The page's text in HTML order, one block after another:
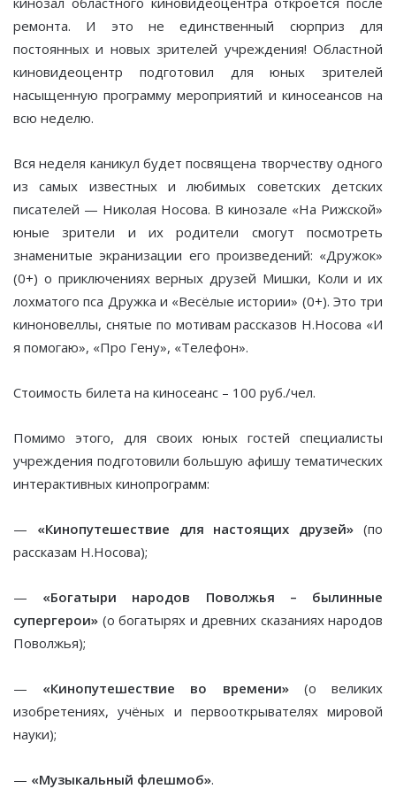
ремонта. И это не единственный сюрприз для
постоянных и новых зрителей учреждения! Областной
киновидеоцентр подготовил для юных зрителей
насыщенную программу мероприятий и киносеансов на
всю неделю.
Вся неделя каникул будет посвящена творчеству одного
из самых известных и любимых советских детских
писателей — Николая Носова. В кинозале «На Рижской»
юные зрители и их родители смогут посмотреть
знаменитые экранизации его произведений: «Дружок»
(0+) о приключениях верных друзей Мишки, Коли и их
лохматого пса Дружка и «Весёлые истории» (0+). Это три
киноновеллы, снятые по мотивам рассказов Н.Носова «И
я помогаю», «Про Гену», «Телефон».
Стоимость билета на киносеанс – 100 руб./чел.
Помимо этого, для своих юных гостей специалисты
учреждения подготовили большую афишу тематических
интерактивных кинопрограмм:
— «Кинопутешествие для настоящих друзей»(по
рассказам Н.Носова);
— «Богатыри народов Поволжья – былинные
супергерои» (о богатырях и древних сказаниях народов
Поволжья);
— «Кинопутешествие во времени»(о великих
изобретениях, учёных и первооткрывателях мировой
науки);
— «Музыкальный флешмоб».